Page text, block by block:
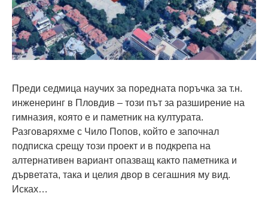
Преди седмица научих за поредната поръчка за т.н.
инженеринг в Пловдив – този път за разширение на
гимназия, която е и паметник на културата.
Разговаряхме с Чило Попов, който е започнал
подписка срещу този проект и в подкрепа на
алтернативен вариант опазващ както паметника и
дърветата, така и целия двор в сегашния му вид.
Исках…